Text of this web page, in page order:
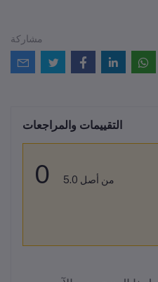
مشاركة
التقييمات والمراجعات
0 من أصل 5.0